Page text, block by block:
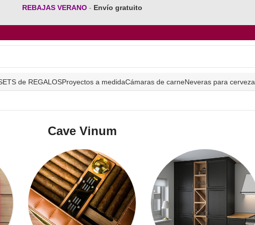
REBAJAS VERANO - Envío gratuito
de REGALOSProyectos a medidaCámaras de carneNeveras para cerveza
Cave Vinum